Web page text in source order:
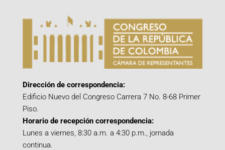
Dirección de correspondencia:
Edificio Nuevo del Congreso Carrera 7 No. 8-68 Primer
Piso.
Horario de recepción correspondencia:
Lunes a viernes, 8:30 a.m. a 4:30 p.m., jornada
continua.